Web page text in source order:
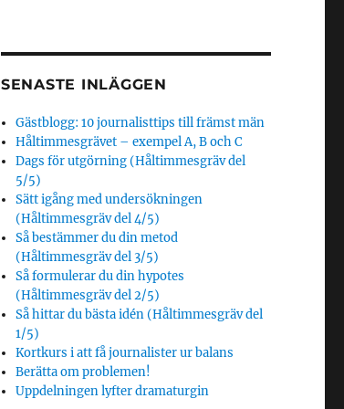
SENASTE INLÄGGEN
Gästblogg: 10 journalisttips till främst män
Håltimmesgrävet – exempel A, B och C
Dags för utgörning (Håltimmesgräv del
5/5)
Sätt igång med undersökningen
(Håltimmesgräv del 4/5)
Så bestämmer du din metod
(Håltimmesgräv del 3/5)
Så formulerar du din hypotes
(Håltimmesgräv del 2/5)
Så hittar du bästa idén (Håltimmesgräv del
1/5)
Kortkurs i att få journalister ur balans
Berätta om problemen!
Uppdelningen lyfter dramaturgin